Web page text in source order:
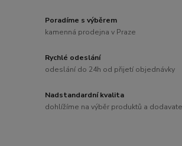
Poradíme s výběrem
kamenná prodejna v Praze
Rychlé odeslání
odeslání do 24h od přijetí objednávky
Nadstandardní kvalita
dohlížíme na výběr produktů a